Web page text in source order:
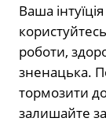
Ваша
роботи,
зненацька.
тормозити
залишайте